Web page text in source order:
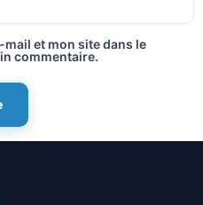
et mon site dans le
commentaire.